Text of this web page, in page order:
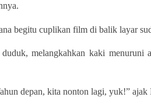
begitu cuplikan film di balik layar
melangkahkan kaki menuruni
depan, kita nonton lagi, yuk!” ajak